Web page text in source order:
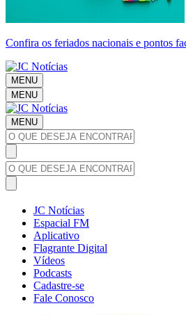
Confira os feriados nacionais e pontos
MENU
MENU
MENU
JC Notícias
Espacial FM
Aplicativo
Flagrante Digital
Vídeos
Podcasts
Cadastre-se
Fale Conosco